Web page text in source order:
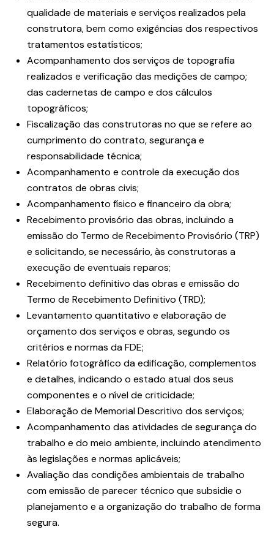
qualidade de materiais e serviços realizados pela
construtora, bem como exigências dos respectivos
tratamentos estatísticos;
Acompanhamento dos serviços de topografia
realizados e verificação das medições de campo;
das cadernetas de campo e dos cálculos
topográficos;
Fiscalização das construtoras no que se refere ao
cumprimento do contrato, segurança e
responsabilidade técnica;
Acompanhamento e controle da execução dos
contratos de obras civis;
Acompanhamento físico e financeiro da obra;
Recebimento provisório das obras, incluindo a
emissão do Termo de Recebimento Provisório (TRP)
e solicitando, se necessário, às construtoras a
execução de eventuais reparos;
Recebimento definitivo das obras e emissão do
Termo de Recebimento Definitivo (TRD);
Levantamento quantitativo e elaboração de
orçamento dos serviços e obras, segundo os
critérios e normas da FDE;
Relatório fotográfico da edificação, complementos
e detalhes, indicando o estado atual dos seus
componentes e o nível de criticidade;
Elaboração de Memorial Descritivo dos serviços;
Acompanhamento das atividades de segurança do
trabalho e do meio ambiente, incluindo atendimento
às legislações e normas aplicáveis;
Avaliação das condições ambientais de trabalho
com emissão de parecer técnico que subsidie o
planejamento e a organização do trabalho de forma
segura.